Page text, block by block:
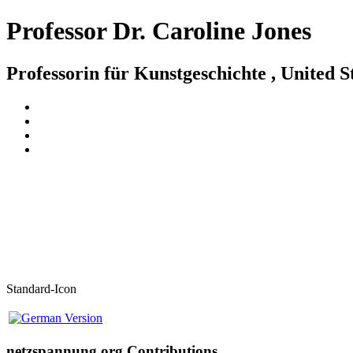
Professor Dr. Caroline Jones
Professorin für Kunstgeschichte , United
Standard-Icon